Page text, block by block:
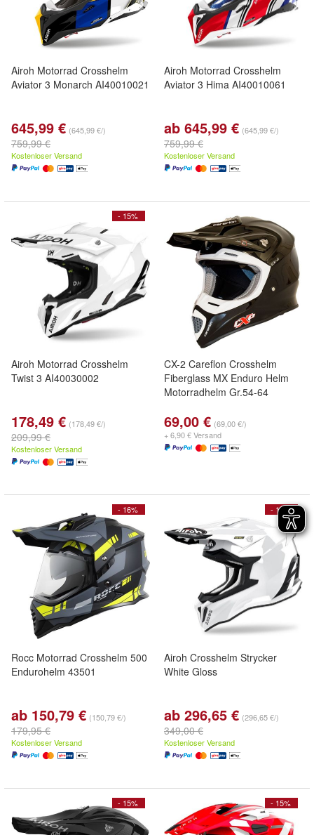
Airoh Motorrad Crosshelm
Aviator 3 Monarch AI40010021
645,99 € (645,99 €/)
759,99 €
Kostenloser Versand
Airoh Motorrad Crosshelm
Aviator 3 Hima AI40010061
ab 645,99 € (645,99 €/)
759,99 €
Kostenloser Versand
- 15%
Airoh Motorrad Crosshelm
Twist 3 AI40030002
178,49 € (178,49 €/)
209,99 €
Kostenloser Versand
CX-2 Careflon Crosshelm
Fiberglass MX Enduro Helm
Motorradhelm Gr.54-64
69,00 € (69,00 €/)
+ 6,90 € Versand
- 16%
Rocc Motorrad Crosshelm 500
Endurohelm 43501
ab 150,79 € (150,79 €/)
179,95 €
Kostenloser Versand
- 15%
Airoh Crosshelm Strycker
White Gloss
ab 296,65 € (296,65 €/)
349,00 €
Kostenloser Versand
- 15% - 15%